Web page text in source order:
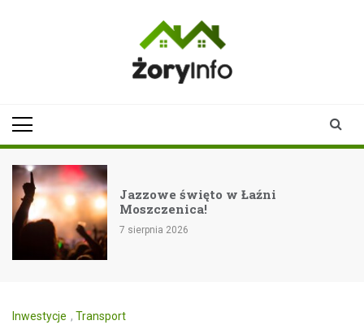
Rockowe zakończenie lata
festiwalu Eiskeller w
7 sierpnia 2026
Inwestycje , Transport